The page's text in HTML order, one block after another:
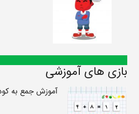
بازی های آموزشی
آموزش جمع به